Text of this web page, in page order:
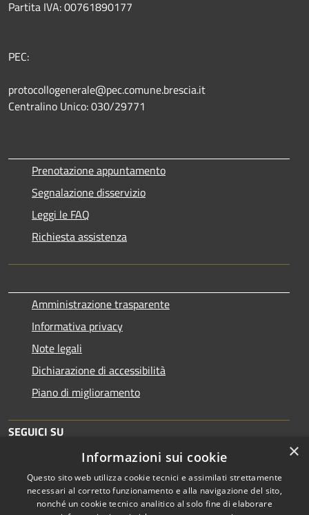
Partita IVA: 00761890177
PEC:
protocollogenerale@pec.comune.brescia.it
Centralino Unico: 030/29771
Prenotazione appuntamento
Segnalazione disservizio
Leggi le FAQ
Richiesta assistenza
Amministrazione trasparente
Informativa privacy
Note legali
Dichiarazione di accessibilità
Piano di miglioramento
SEGUICI SU
×
Informazioni sui cookie
Questo sito web utilizza cookie tecnici e assimilati strettamente
necessari al corretto funzionamento e alla navigazione del sito,
nonché un cookie tecnico analitico al solo fine di elaborare